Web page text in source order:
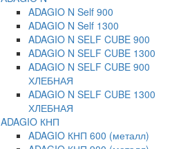
ADAGIO N Self 900
ADAGIO N Self 1300
ADAGIO N SELF CUBE 900
ADAGIO N SELF CUBE 1300
ADAGIO N SELF CUBE 900
ХЛЕБНАЯ
ADAGIO N SELF CUBE 1300
ХЛЕБНАЯ
ADAGIO КНП
ADAGIO КНП 600 (металл)